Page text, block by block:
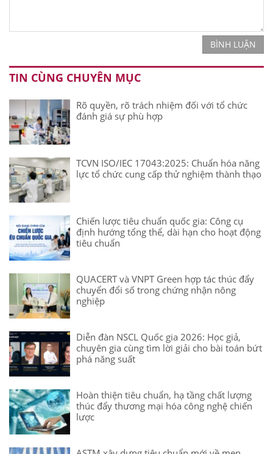
BÌNH LUẬN
TIN CÙNG CHUYÊN MỤC
Rõ quyền, rõ trách nhiệm đối với tổ chức
đánh giá sự phù hợp
TCVN ISO/IEC 17043:2025: Chuẩn hóa năng
lực tổ chức cung cấp thử nghiệm thành thạo
Chiến lược tiêu chuẩn quốc gia: Công cụ
định hướng tổng thể, dài hạn cho hoạt động
tiêu chuẩn
QUACERT và VNPT Green hợp tác thúc đẩy
chuyển đổi số trong chứng nhận nông
nghiệp
Diễn đàn NSCL Quốc gia 2026: Học giả,
chuyên gia cùng tìm lời giải cho bài toán bứt
phá năng suất
Hoàn thiện tiêu chuẩn, hạ tầng chất lượng
thúc đẩy thương mại hóa công nghệ chiến
lược